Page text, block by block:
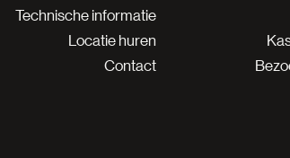
Technische informatie
Locatie huren
Contact